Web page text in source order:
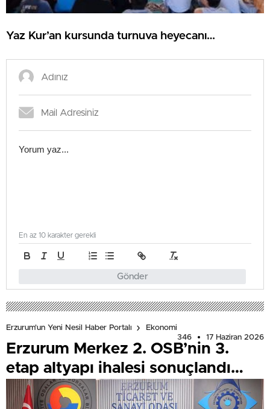
Yaz Kur’an kursunda turnuva heyecanı…
Gönder
En az 10 karakter gerekli
Erzurum'un Yeni Nesil Haber Portalı
Ekonomi
346
17 Haziran 2026
Erzurum Merkez 2. OSB’nin 3.
etap altyapı ihalesi sonuçlandı…